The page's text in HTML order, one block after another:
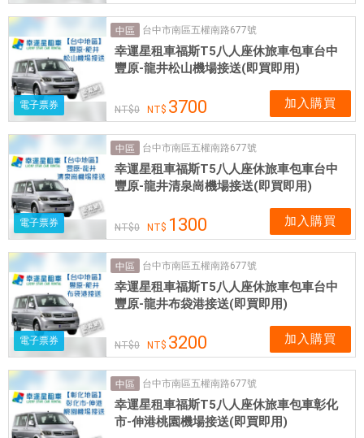
電子票券
中區 台中市南區五權南路677號
幸運星租車福斯T5八人座休旅車包車台中
豐原-龍井松山機場接送(即買即用)
0 3700 加入購買
電子票券
中區 台中市南區五權南路677號
幸運星租車福斯T5八人座休旅車包車台中
豐原-龍井清泉崗機場接送(即買即用)
0 1300 加入購買
電子票券
中區 台中市南區五權南路677號
幸運星租車福斯T5八人座休旅車包車台中
豐原-龍井布袋港接送(即買即用)
0 3200 加入購買
中區 台中市南區五權南路677號
幸運星租車福斯T5八人座休旅車包車彰化
市-伸港桃園機場接送(即買即用)